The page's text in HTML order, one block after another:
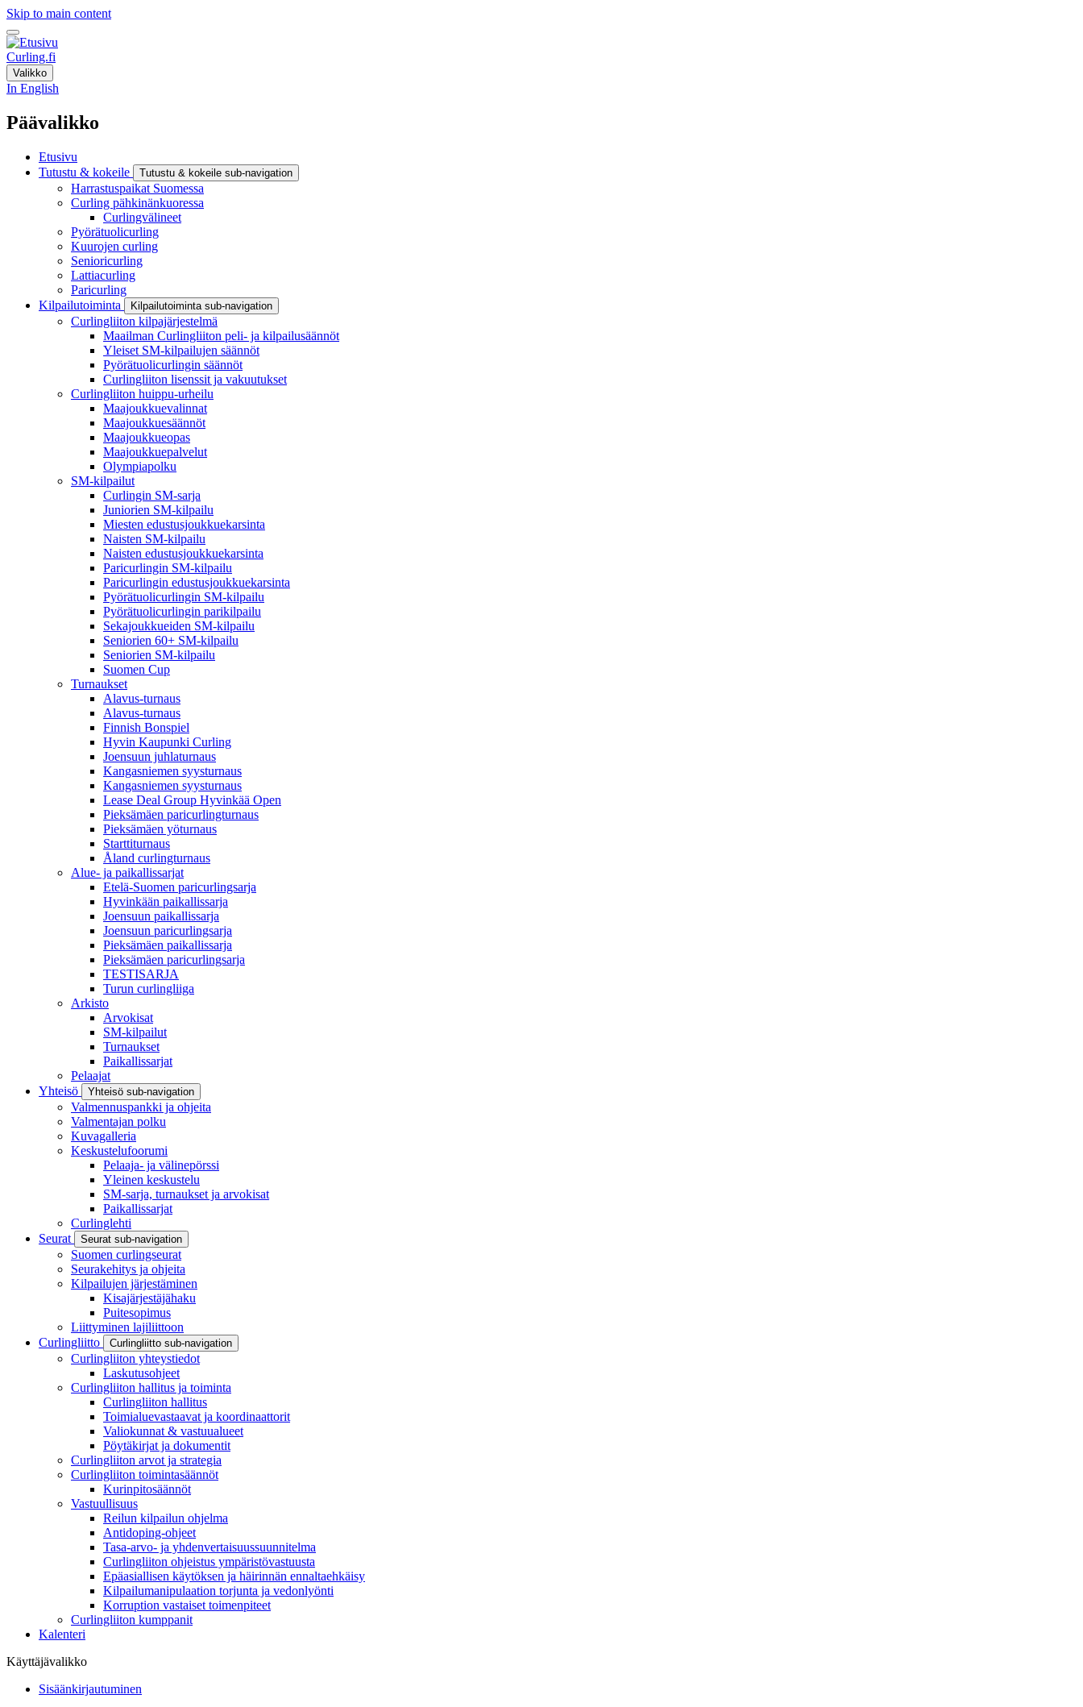
Skip to main content
Curling.fi
Valikko
In English
Päävalikko
Etusivu
Tutustu & kokeile
Tutustu & kokeile sub-navigation
Harrastuspaikat Suomessa
Curling pähkinänkuoressa
Curlingvälineet
Pyörätuolicurling
Kuurojen curling
Senioricurling
Lattiacurling
Paricurling
Kilpailutoiminta
Kilpailutoiminta sub-navigation
Curlingliiton kilpajärjestelmä
Maailman Curlingliiton peli- ja kilpailusäännöt
Yleiset SM-kilpailujen säännöt
Pyörätuolicurlingin säännöt
Curlingliiton lisenssit ja vakuutukset
Curlingliiton huippu-urheilu
Maajoukkuevalinnat
Maajoukkuesäännöt
Maajoukkueopas
Maajoukkuepalvelut
Olympiapolku
SM-kilpailut
Curlingin SM-sarja
Juniorien SM-kilpailu
Miesten edustusjoukkuekarsinta
Naisten SM-kilpailu
Naisten edustusjoukkuekarsinta
Paricurlingin SM-kilpailu
Paricurlingin edustusjoukkuekarsinta
Pyörätuolicurlingin SM-kilpailu
Pyörätuolicurlingin parikilpailu
Sekajoukkueiden SM-kilpailu
Seniorien 60+ SM-kilpailu
Seniorien SM-kilpailu
Suomen Cup
Turnaukset
Alavus-turnaus
Alavus-turnaus
Finnish Bonspiel
Hyvin Kaupunki Curling
Joensuun juhlaturnaus
Kangasniemen syysturnaus
Kangasniemen syysturnaus
Lease Deal Group Hyvinkää Open
Pieksämäen paricurlingturnaus
Pieksämäen yöturnaus
Starttiturnaus
Åland curlingturnaus
Alue- ja paikallissarjat
Etelä-Suomen paricurlingsarja
Hyvinkään paikallissarja
Joensuun paikallissarja
Joensuun paricurlingsarja
Pieksämäen paikallissarja
Pieksämäen paricurlingsarja
TESTISARJA
Turun curlingliiga
Arkisto
Arvokisat
SM-kilpailut
Turnaukset
Paikallissarjat
Pelaajat
Yhteisö
Yhteisö sub-navigation
Valmennuspankki ja ohjeita
Valmentajan polku
Kuvagalleria
Keskustelufoorumi
Pelaaja- ja välinepörssi
Yleinen keskustelu
SM-sarja, turnaukset ja arvokisat
Paikallissarjat
Curlinglehti
Seurat
Seurat sub-navigation
Suomen curlingseurat
Seurakehitys ja ohjeita
Kilpailujen järjestäminen
Kisajärjestäjähaku
Puitesopimus
Liittyminen lajiliittoon
Curlingliitto
Curlingliitto sub-navigation
Curlingliiton yhteystiedot
Laskutusohjeet
Curlingliiton hallitus ja toiminta
Curlingliiton hallitus
Toimialuevastaavat ja koordinaattorit
Valiokunnat & vastuualueet
Pöytäkirjat ja dokumentit
Curlingliiton arvot ja strategia
Curlingliiton toimintasäännöt
Kurinpitosäännöt
Vastuullisuus
Reilun kilpailun ohjelma
Antidoping-ohjeet
Tasa-arvo- ja yhdenvertaisuussuunnitelma
Curlingliiton ohjeistus ympäristövastuusta
Epäasiallisen käytöksen ja häirinnän ennaltaehkäisy
Kilpailumanipulaation torjunta ja vedonlyönti
Korruption vastaiset toimenpiteet
Curlingliiton kumppanit
Kalenteri
Käyttäjävalikko
Sisäänkirjautuminen